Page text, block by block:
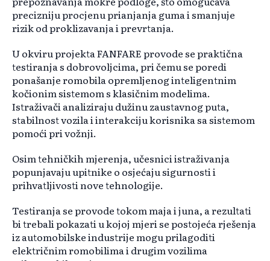
precizniju procjenu prianjanja guma i smanjuje
rizik od proklizavanja i prevrtanja.
U okviru projekta FANFARE provode se praktična
testiranja s dobrovoljcima, pri čemu se poredi
ponašanje romobila opremljenog inteligentnim
kočionim sistemom s klasičnim modelima.
Istraživači analiziraju dužinu zaustavnog puta,
stabilnost vozila i interakciju korisnika sa sistemom
pomoći pri vožnji.
Osim tehničkih mjerenja, učesnici istraživanja
popunjavaju upitnike o osjećaju sigurnosti i
prihvatljivosti nove tehnologije.
Testiranja se provode tokom maja i juna, a rezultati
bi trebali pokazati u kojoj mjeri se postojeća rješenja
iz automobilske industrije mogu prilagoditi
električnim romobilima i drugim vozilima